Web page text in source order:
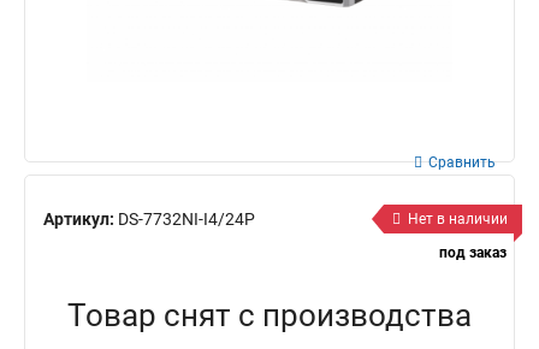
Артикул: DS-7732NI-I4/24P
Сравнить
Нет в наличии
под заказ
Товар снят с производства